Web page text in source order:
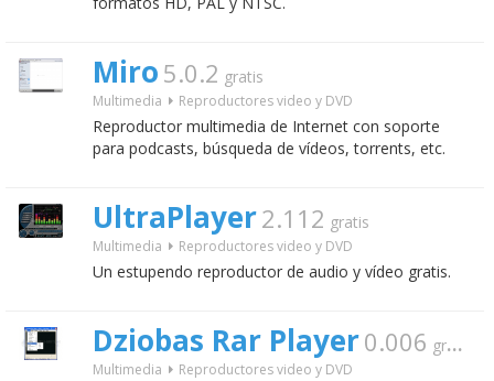
Miro 5.0.2 gratis
Multimedia Reproductores video y DVD
Reproductor multimedia de Internet con soporte
para podcasts, búsqueda de vídeos, torrents, etc.
UltraPlayer2.112 gratis
Multimedia Reproductores video y DVD
Un estupendo reproductor de audio y vídeo gratis.
Dziobas Rar Player0.006 gratis
Multimedia Reproductores video y DVD